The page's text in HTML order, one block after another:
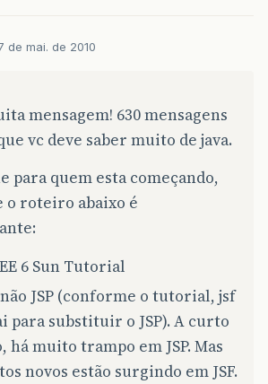
de mai. de 2010
mensagem! 630 mensagens
vc deve saber muito de java.
para quem esta começando,
o roteiro abaixo é
6 Sun Tutorial
não JSP (conforme o tutorial, jsf
para substituir o JSP). A curto
há muito trampo em JSP. Mas
novos estão surgindo em JSF.